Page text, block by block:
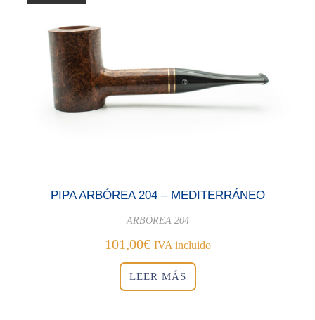
PIPA ARBÓREA 204 – MEDITERRÁNEO
ARBÓREA 204
101,00€ IVA incluido
LEER MÁS